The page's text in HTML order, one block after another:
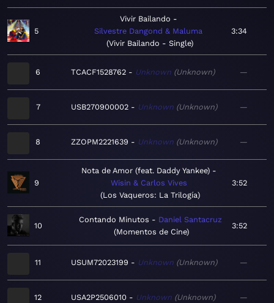
5
Vivir Bailando
Silvestre Dangond & Maluma
Vivir Bailando - Single
3:34
6 TCACF1528762 Unknown Unknown —
7 USB270900002 Unknown Unknown —
8 ZZOPM2221639 Unknown Unknown —
9
Nota de Amor (feat. Daddy Yankee)
Wisin & Carlos Vives
Los Vaqueros: La Trilogía
3:52
10
Contando Minutos
Daniel Santacruz
Momentos de Cine
3:52
11 USUM72023199 Unknown Unknown —
12 USA2P2506010 Unknown Unknown —